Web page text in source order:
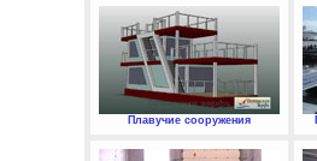
Плавучие сооружения